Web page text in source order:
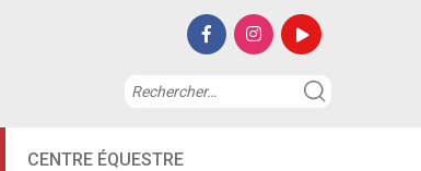
Rechercher :
CENTRE ÉQUESTRE